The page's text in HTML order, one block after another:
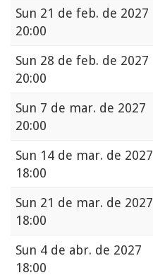
Sun 21 de feb. de 2027
20:00
Sun 28 de feb. de 2027
20:00
Sun 7 de mar. de 2027
20:00
Sun 14 de mar. de 2027
18:00
Sun 21 de mar. de 2027
18:00
Sun 4 de abr. de 2027
18:00